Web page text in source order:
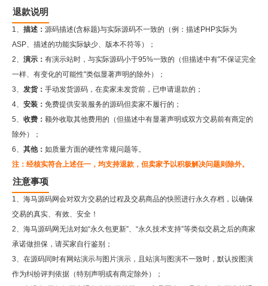
退款说明
1、 描述： 源码描述(含标题)与实际源码不一致的（例：描述PHP实际为
ASP、描述的功能实际缺少、版本不符等）；
2、 演示： 有演示站时，与实际源码小于95%一致的（但描述中有"不保证完全
一样、有变化的可能性"类似显著声明的除外）；
3、 发货： 手动发货源码，在卖家未发货前，已申请退款的；
4、 安装： 免费提供安装服务的源码但卖家不履行的；
5、 收费： 额外收取其他费用的（但描述中有显著声明或双方交易前有商定的
除外）；
6、 其他： 如质量方面的硬性常规问题等。
注：经核实符合上述任一，均支持退款，但卖家予以积极解决问题则除外。
注意事项
1、海马源码网会对双方交易的过程及交易商品的快照进行永久存档，以确保
交易的真实、有效、安全！
2、 海马源码网无法对如“永久包更新”、“永久技术支持”等类似交易之后的商家
承诺做担保，请买家自行鉴别；
3、在源码同时有网站演示与图片演示，且站演与图演不一致时，默认按图演
作为纠纷评判依据（特别声明或有商定除外）；